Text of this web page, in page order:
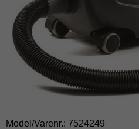
Model/Varenr.: 7524249